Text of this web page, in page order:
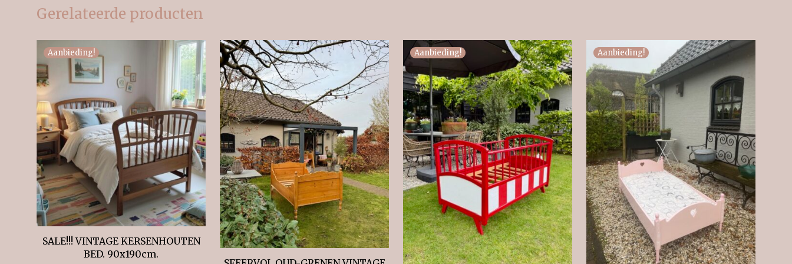
Gerelateerde producten
Aanbieding!
SALE!!! VINTAGE KERSENHOUTEN
BED. 90x190cm.
Aanbieding! Aanbieding!